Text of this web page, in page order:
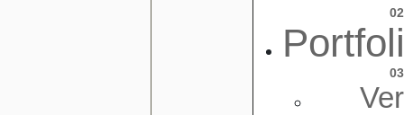
02
03
Ver